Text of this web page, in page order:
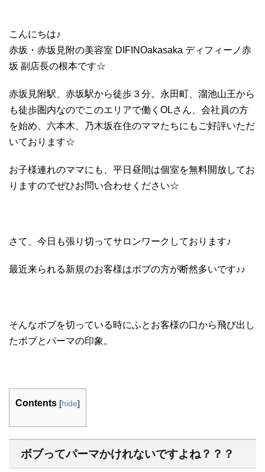
こんにちは♪
赤坂・赤坂見附の美容室 DIFINOakasaka ディフィーノ赤
坂 副店長の根本です☆
赤坂見附駅、赤坂駅から徒歩３分。永田町、溜池山王から
も徒歩圏内なのでこのエリアで働くOLさん、会社員の方
を始め、六本木、乃木坂在住のママたちにもご好評いただ
いております☆
お子様連れのママにも、平日昼間は個室を無料開放してお
りますのでぜひお問い合わせください☆
さて、今日も張り切ってサロンワークしております♪
最近来られる新規のお客様はボブの方が断然多いです♪♪
そんなボブを切っている時にふとお客様の口から飛び出し
たボブとパーマの印象。
Contents [hide]
ボブってパーマかけれないですよね？？？